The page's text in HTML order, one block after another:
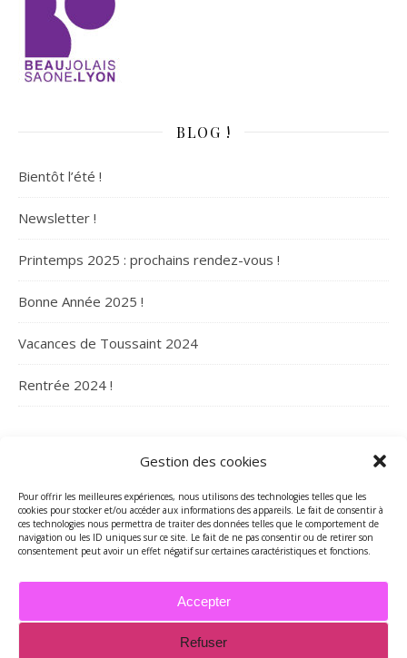
Gestion des cookies
Pour offrir les meilleures expériences, nous utilisons des technologies telles que les
cookies pour stocker et/ou accéder aux informations des appareils. Le fait de consentir à
ces technologies nous permettra de traiter des données telles que le comportement de
navigation ou les ID uniques sur ce site. Le fait de ne pas consentir ou de retirer son
consentement peut avoir un effet négatif sur certaines caractéristiques et fonctions.
Accepter
Refuser
BLOG !
Bientôt l’été !
Newsletter !
Printemps 2025 : prochains rendez-vous !
Bonne Année 2025 !
Vacances de Toussaint 2024
Rentrée 2024 !
ARCHIVES
Archives
2026 - Tous droits réservés - Merci de contacter Marie-Maguelone